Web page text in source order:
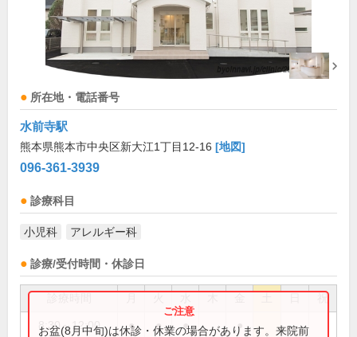
所在地・電話番号
水前寺駅
熊本県熊本市中央区新大江1丁目12-16 [地図]
096-361-3939
診療科目
小児科 アレルギー科
診療/受付時間・休診日
祝
8:30～12:00 ● ● ● ●
お盆(8月中旬)は休診・休業の場合があります。来院前